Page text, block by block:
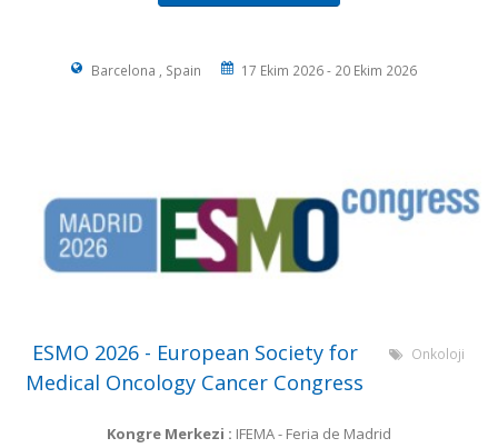
Barcelona , Spain 17 Ekim 2026 - 20 Ekim 2026
Onkoloji
ESMO 2026 - European Society for
Medical Oncology Cancer Congress
Kongre Merkezi : IFEMA - Feria de Madrid